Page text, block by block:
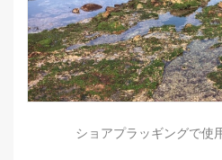
ショアプラッギングで使